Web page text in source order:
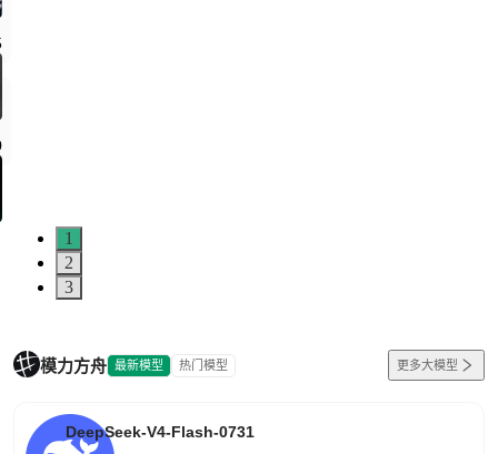
1
2
3
模力方舟 最新模型 热门模型 更多大模型
DeepSeek-V4-Flash-0731